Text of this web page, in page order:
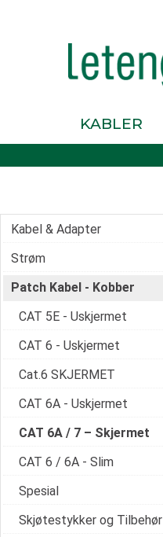
KABLER
Kabel & Adapter
Strøm
Patch Kabel - Kobber
CAT 5E - Uskjermet
CAT 6 - Uskjermet
Cat.6 SKJERMET
CAT 6A - Uskjermet
CAT 6A / 7 – Skjermet
CAT 6 / 6A - Slim
Spesial
Skjøtestykker og Tilbehør